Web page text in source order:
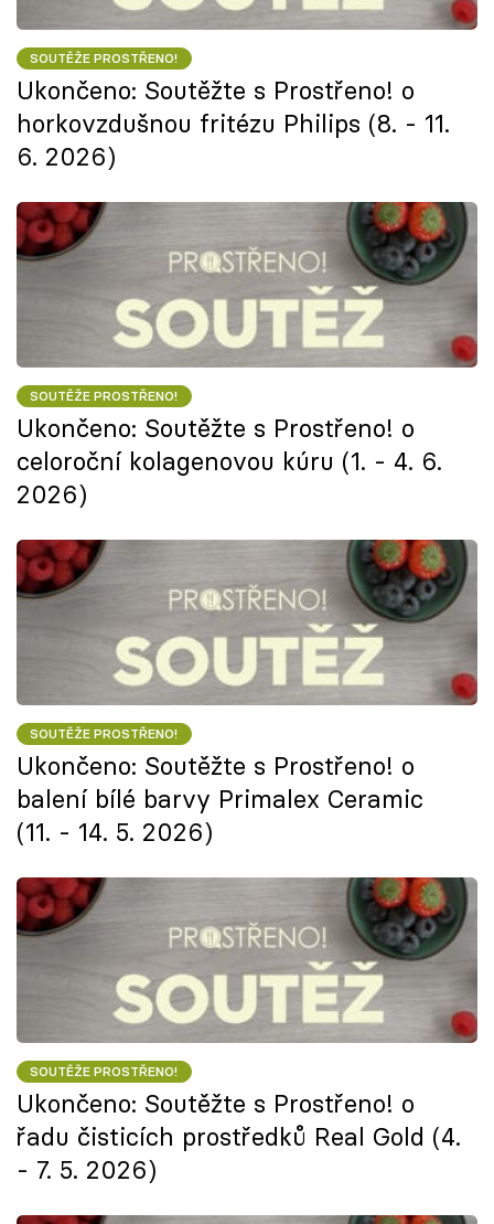
Sledujte nás
SOUTĚŽE PROSTŘENO!
Ukončeno: Soutěžte s Prostřeno! o
horkovzdušnou fritézu Philips (8. - 11.
6. 2026)
SOUTĚŽE PROSTŘENO!
Ukončeno: Soutěžte s Prostřeno! o
celoroční kolagenovou kúru (1. - 4. 6.
2026)
SOUTĚŽE PROSTŘENO!
Ukončeno: Soutěžte s Prostřeno! o
balení bílé barvy Primalex Ceramic
(11. - 14. 5. 2026)
SOUTĚŽE PROSTŘENO!
Ukončeno: Soutěžte s Prostřeno! o
řadu čisticích prostředků Real Gold (4.
- 7. 5. 2026)